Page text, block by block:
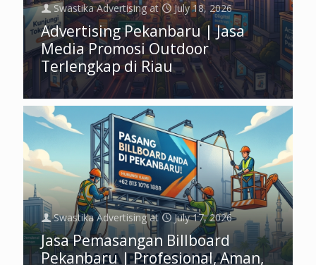
Swastika Advertising at July 18, 2026
Advertising Pekanbaru | Jasa
Media Promosi Outdoor
Terlengkap di Riau
Swastika Advertising at July 17, 2026
Jasa Pemasangan Billboard
Pekanbaru | Profesional, Aman,